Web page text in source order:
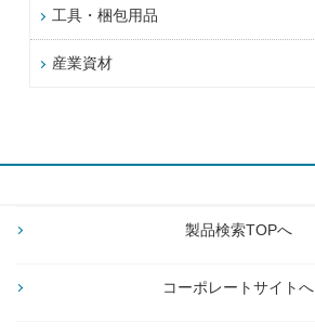
工具・梱包用品
産業資材
製品検索TOPへ
コーポレートサイトへ